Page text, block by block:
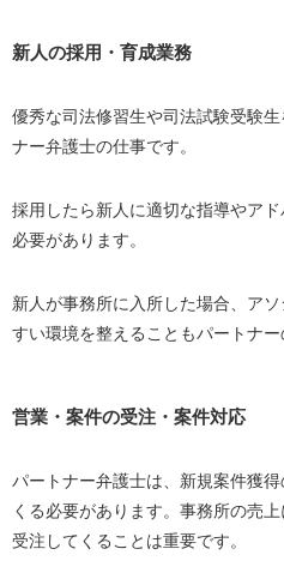
新人の採用・育成業務
優秀な司法修習生や司法試験受験
ナー弁護士の仕事です。
採用したら新人に適切な指導やア
必要があります。
新人が事務所に入所した場合、ア
すい環境を整えることもパートナー
営業・案件の受注・案件対応
パートナー弁護士は、新規案件獲
くる必要があります。事務所の売
受注してくることは重要です。